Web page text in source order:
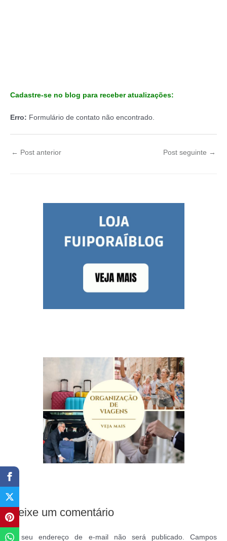
Cadastre-se no blog para receber atualizações:
Erro: Formulário de contato não encontrado.
← Post anterior Post seguinte →
Deixe um comentário
O seu endereço de e-mail não será publicado. Campos